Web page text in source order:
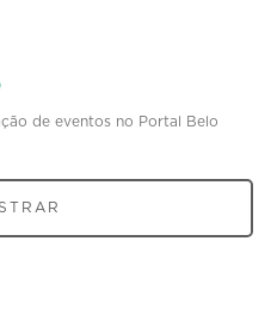
de eventos no Portal Belo